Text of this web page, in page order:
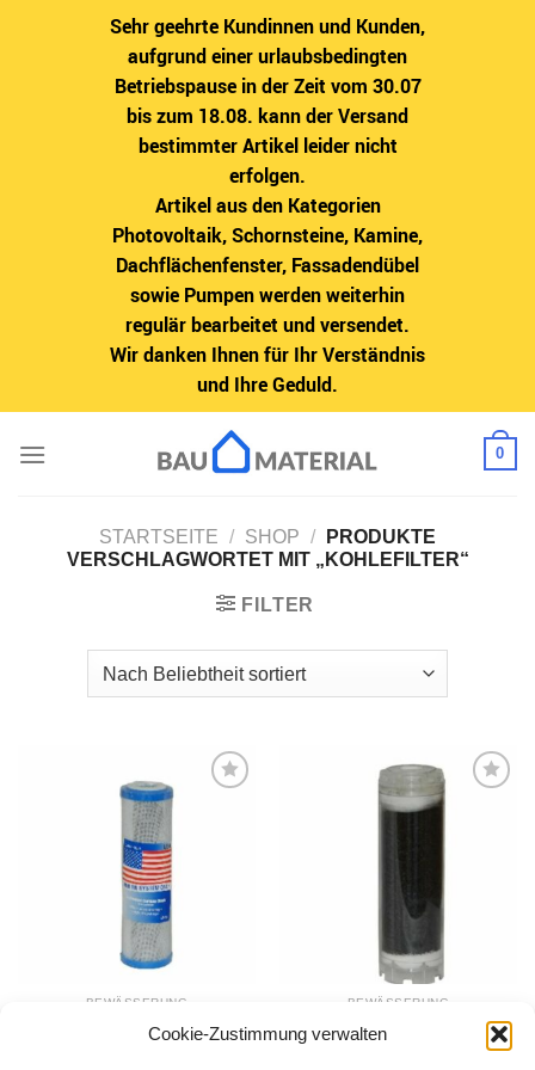
Sehr geehrte Kundinnen und Kunden,
aufgrund einer urlaubsbedingten
Betriebspause in der Zeit vom 30.07
bis zum 18.08. kann der Versand
bestimmter Artikel leider nicht
erfolgen.
Artikel aus den Kategorien
Photovoltaik, Schornsteine, Kamine,
Dachflächenfenster, Fassadendübel
sowie Pumpen werden weiterhin
regulär bearbeitet und versendet.
Wir danken Ihnen für Ihr Verständnis
und Ihre Geduld.
Cookie-Zustimmung verwalten
Inhalt
0
STARTSEITE / SHOP /
PRODUKTE
VERSCHLAGWORTET MIT „KOHLEFILTER“
FILTER
BEWÄSSERUNG
Filtereinsatz mit
Brikettkohle 10″
BEWÄSSERUNG
Filtereinsatz Glas mit
Aktivkohle 10″